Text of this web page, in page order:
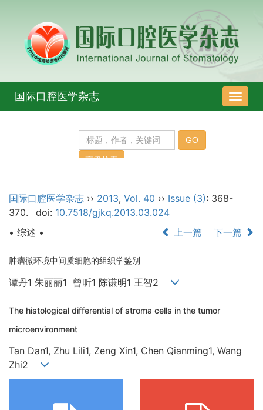
导
航
国际口腔医学杂志
国际口腔医学杂志 ›› 2013, Vol. 40 ›› Issue (3): 368-
370.
doi: 10.7518/gjkq.2013.03.024
• 综述 •
上一篇 下一篇
肿瘤微环境中间质细胞的组织学鉴别
谭丹1 朱丽丽1 曾昕1 陈谦明1 王智2
The histological differential of stroma cells in the tumor
microenvironment
Tan Dan1, Zhu Lili1, Zeng Xin1, Chen Qianming1, Wang
Zhi2